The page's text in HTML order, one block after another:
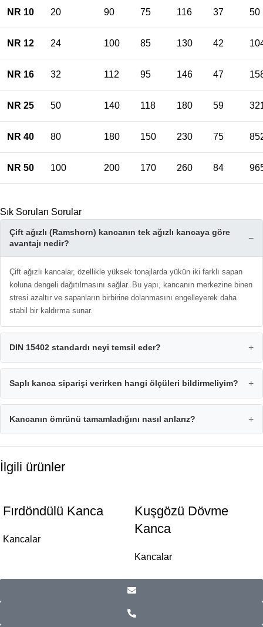
NR 10 20 90 75 116 37 50
NR 12 24 100 85 130 42
NR 16 32 112 95 146 47
NR 25 50 140 118 180 59
NR 40 80 180 150 230 75
NR 50 100 200 170 260 84
Sık Sorulan Sorular
Çift ağızlı (Ramshorn) kancanın tek ağızlı kancaya göre
avantajı nedir?
−
Çift ağızlı kancalar, özellikle yüksek tonajlarda yükün iki farklı sapan
koluna dengeli dağıtılmasını sağlar. Bu yapı, kancanın merkezine binen
stresi azaltır ve sapanların birbirine dolanmasını engelleyerek daha
stabil bir kaldırma sunar.
DIN 15402 standardı neyi temsil eder? +
Saplı kanca siparişi verirken hangi ölçüleri bildirmeliyim? +
Kancanın ömrünü tamamladığını nasıl anlarız? +
İlgili ürünler
Fırdöndülü Kanca
Kancalar
Kuşgözü Dövme
Kanca
Kancalar